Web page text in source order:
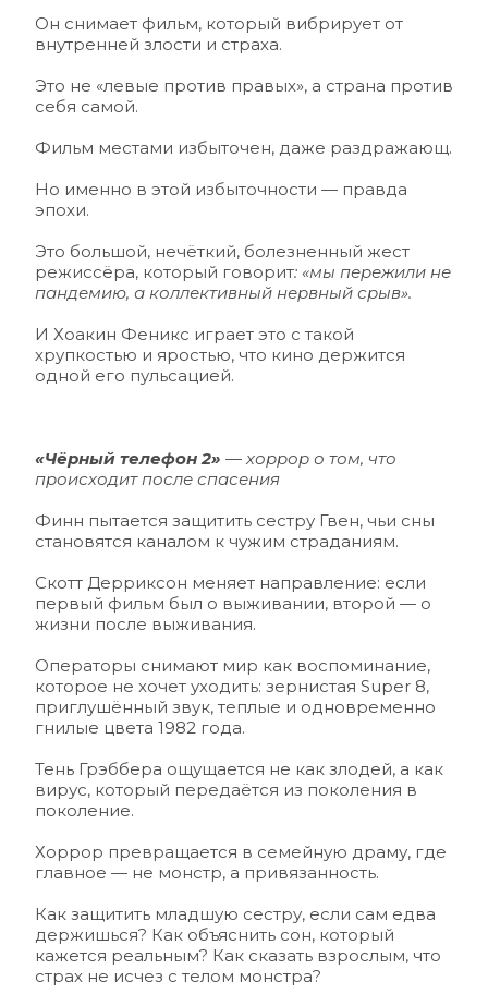
Он снимает фильм, который вибрирует от
внутренней злости и страха.
Это не «левые против правых», а страна против
себя самой.
Но именно в этой избыточности — правда
эпохи.
Это большой, нечёткий, болезненный жест
режиссёра, который говорит: «мы пережили не
пандемию, а коллективный нервный срыв».
И Хоакин Феникс играет это с такой
хрупкостью и яростью, что кино держится
одной его пульсацией.
«Чёрный телефон 2» — хоррор о том, что
происходит после спасения
Финн пытается защитить сестру Гвен, чьи сны
становятся каналом к чужим страданиям.
Скотт Дерриксон меняет направление: если
первый фильм был о выживании, второй — о
жизни после выживания.
Операторы снимают мир как воспоминание,
которое не хочет уходить: зернистая Super 8,
приглушённый звук, теплые и одновременно
гнилые цвета 1982 года.
Тень Грэббера ощущается не как злодей, а как
вирус, который передаётся из поколения в
поколение.
Хоррор превращается в семейную драму, где
главное — не монстр, а привязанность.
Как защитить младшую сестру, если сам едва
держишься? Как объяснить сон, который
кажется реальным? Как сказать взрослым, что
страх не исчез с телом монстра?